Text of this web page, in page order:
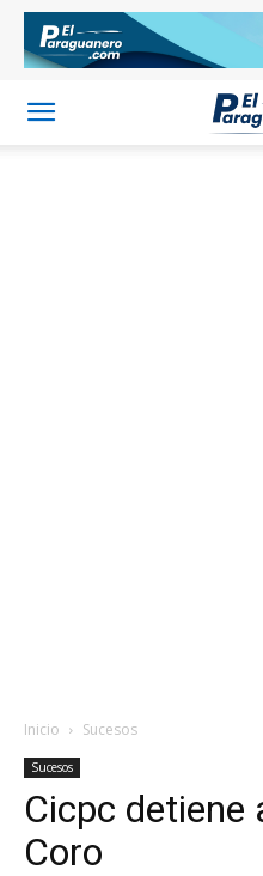
Inicio Sucesos
Sucesos
Cicpc detiene
Coro